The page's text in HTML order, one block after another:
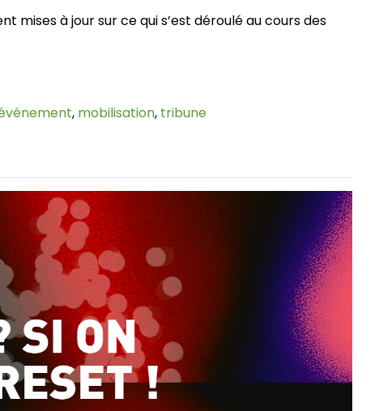
mises à jour sur ce qui s’est déroulé au cours des
, mobilisation, tribune